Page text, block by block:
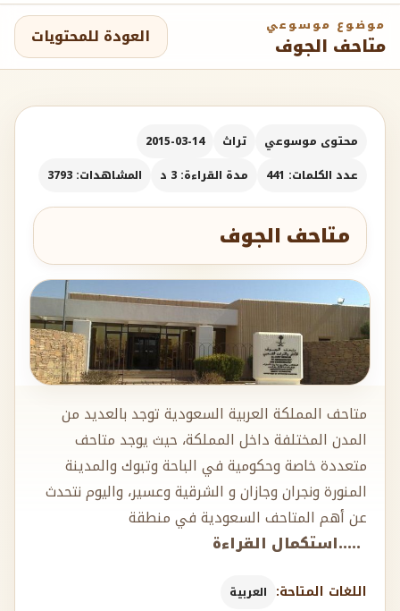
موضوع موسوعي
متاحف الجوف العودة للمحتويات
محتوى موسوعي تراث
2015-03-14
عدد الكلمات: 441
مدة القراءة: 3 د المشاهدات: 3793
متاحف الجوف
متاحف المملكة العربية السعودية توجد بالعديد من
المدن المختلفة داخل المملكة، حيث يوجد متاحف
متعددة خاصة وحكومية في الباحة وتبوك والمدينة
المنورة ونجران وجازان و الشرقية وعسير، واليوم نتحدث
عن أهم المتاحف السعودية في منطقة
.....استكمال القراءة
اللغات المتاحة: العربية